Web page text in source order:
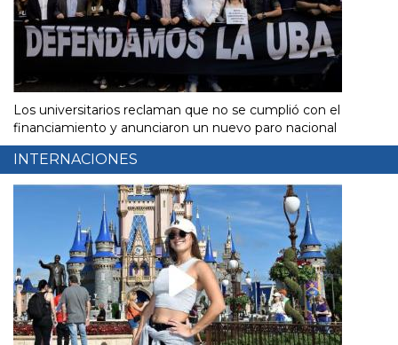
Los universitarios reclaman que no se cumplió con el
financiamiento y anunciaron un nuevo paro nacional
INTERNACIONES